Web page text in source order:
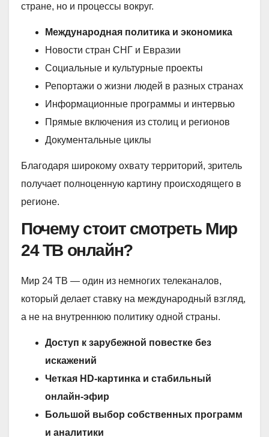
стране, но и процессы вокруг.
Международная политика и экономика
Новости стран СНГ и Евразии
Социальные и культурные проекты
Репортажи о жизни людей в разных странах
Информационные программы и интервью
Прямые включения из столиц и регионов
Документальные циклы
Благодаря широкому охвату территорий, зритель
получает полноценную картину происходящего в
регионе.
Почему стоит смотреть Мир
24 ТВ онлайн?
Мир 24 ТВ — один из немногих телеканалов,
который делает ставку на международный взгляд,
а не на внутреннюю политику одной страны.
Доступ к зарубежной повестке без
искажений
Четкая HD-картинка и стабильный
онлайн-эфир
Большой выбор собственных программ
и аналитики